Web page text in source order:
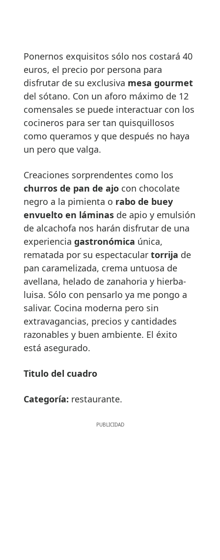
Ponernos exquisitos sólo nos costará 40
euros, el precio por persona para
disfrutar de su exclusiva mesa gourmet
del sótano. Con un aforo máximo de 12
comensales se puede interactuar con los
cocineros para ser tan quisquillosos
como queramos y que después no haya
un pero que valga.
Creaciones sorprendentes como los
churros de pan de ajo con chocolate
negro a la pimienta o rabo de buey
envuelto en láminas de apio y emulsión
de alcachofa nos harán disfrutar de una
experiencia gastronómica única,
rematada por su espectacular torrija de
pan caramelizada, crema untuosa de
avellana, helado de zanahoria y hierba-
luisa. Sólo con pensarlo ya me pongo a
salivar. Cocina moderna pero sin
extravagancias, precios y cantidades
razonables y buen ambiente. El éxito
está asegurado.
Titulo del cuadro
Categoría: restaurante.